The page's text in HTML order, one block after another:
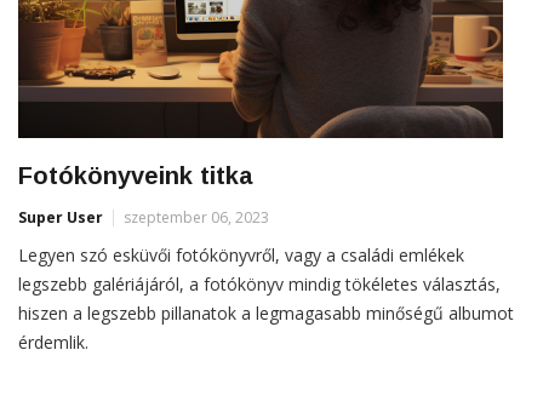
Fotókönyveink titka
Super User szeptember 06, 2023
Legyen szó esküvői fotókönyvről, vagy a családi emlékek
legszebb galériájáról, a fotókönyv mindig tökéletes választás,
hiszen a legszebb pillanatok a legmagasabb minőségű albumot
érdemlik.